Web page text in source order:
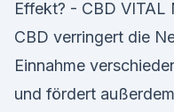
Effekt? - CBD VITAL
CBD verringert die
Einnahme
und fördert